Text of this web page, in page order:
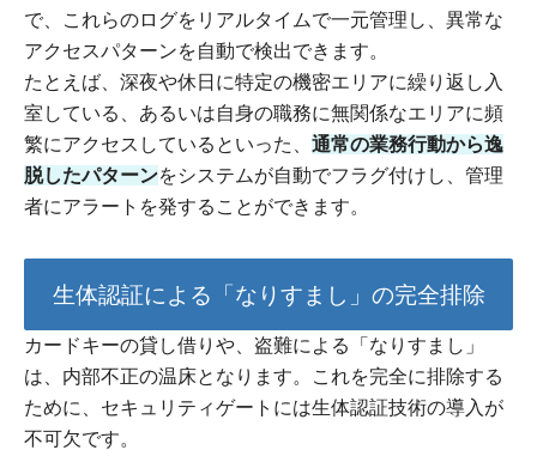
で、これらのログをリアルタイムで一元管理し、異常な
アクセスパターンを自動で検出できます。
たとえば、深夜や休日に特定の機密エリアに繰り返し入
室している、あるいは自身の職務に無関係なエリアに頻
繁にアクセスしているといった、 通常の業務行動から逸
脱したパターンをシステムが自動でフラグ付けし、管理
者にアラートを発することができます。
生体認証による「なりすまし」の完全排除
カードキーの貸し借りや、盗難による「なりすまし」
は、内部不正の温床となります。これを完全に排除する
ために、セキュリティゲートには生体認証技術の導入が
不可欠です。